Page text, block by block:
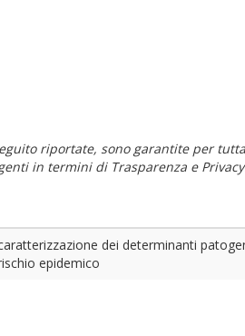
riportate, sono garantite per
in termini di Trasparenza e
dei determinanti
epidemico